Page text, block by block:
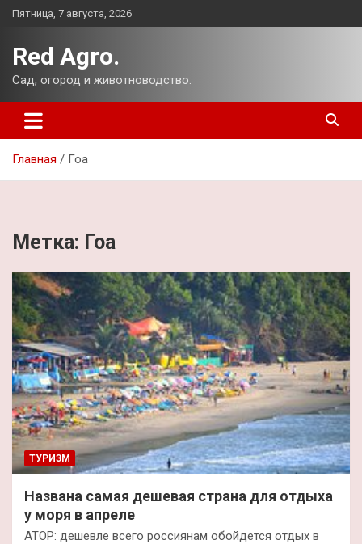
Перейти
Пятница, 7 августа, 2026
Red Agro.
Сад, огород и животноводство.
Главная Гоа
Метка: Гоа
ТУРИЗМ
Названа самая дешевая страна для отдыха
у моря в апреле
АТОР: дешевле всего россиянам обойдется отдых в